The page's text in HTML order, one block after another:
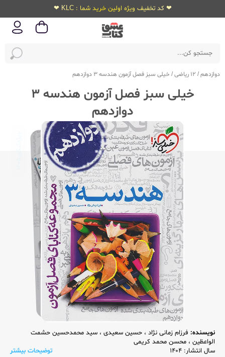
❤ کد تخفیف ویژه اولین خرید شما : KLC ❤
دوازدهم/ 12 ریاضی / خیلی سبز فصل آزمون هندسه 3 دوازدهم
خیلی سبز فصل آزمون هندسه 3
دوازدهم
نویسنده: فرزام زمانی نژاد ، حسین سعیدی ، سید محمدحسین حشمت
الواعظین ، محسن محمد کریمی
سال انتشار: 1404
توضیحات بیشتر